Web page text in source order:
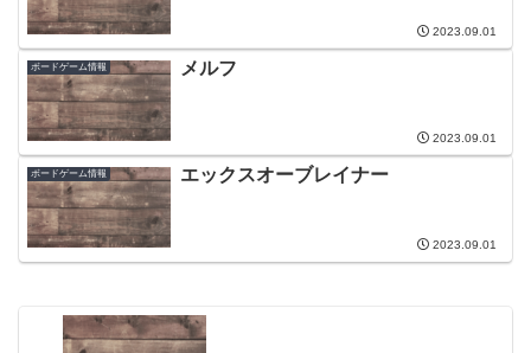
2023.09.01
ボードゲーム情報 メルフ
2023.09.01
ボードゲーム情報 エックスオーブレイナー
2023.09.01